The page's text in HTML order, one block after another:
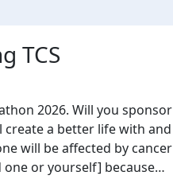
TCS
2026. Will you sponsor
create a better life with and
will be affected by cancer
or yourself] because…